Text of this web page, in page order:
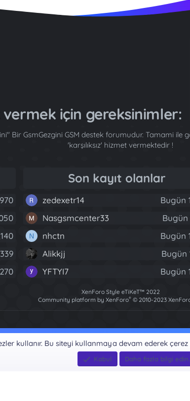
vermek için gereksinimler:
Bir GsmGezgini GSM destek forumudur. Tamami ile
'karşılıksız' hizmet vermektedir !
339
270
Son kayıt olanlar
zedexetr14
Bugün
Nasgsmcenter33
Bugün
N nhctn
Bugün
Alikkjj
Bugün
YFTYI7
Bugün
XenForo Style eTiKeT™ 2022
Community platform by XenForo® © 2010-2023
kullanır. Bu siteyi kullanmaya devam ederek çerez
Kabul Daha fazla bilgi